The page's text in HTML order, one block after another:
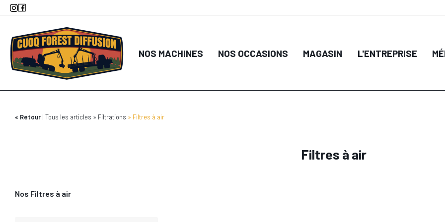
Aller
principal
NOS MACHINES NOS OCCASIONS MAGASIN L'ENTREPRISE
Retour Tous les articles Filtrations Filtres à air
Filtres à air
Nos Filtres à air
AJOUTER AU PANIER AJOUTER AU PANIER